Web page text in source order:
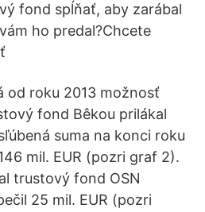
fond spĺňať, aby zarábal
ho predal?Chcete
od roku 2013 možnosť
fond Bêkou prilákal
suma na konci roku
mil. EUR (pozri graf 2).
trustový fond OSN
25 mil. EUR (pozri